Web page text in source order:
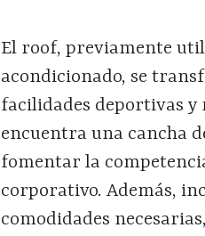
El roof, previamente
acondicionado, se
facilidades deportivas y
encuentra una cancha
fomentar la
corporativo. Además,
comodidades